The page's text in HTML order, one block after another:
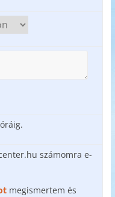
számomra e-
megismertem és